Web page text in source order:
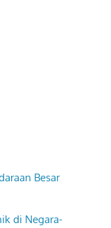
Besar
di Negara-